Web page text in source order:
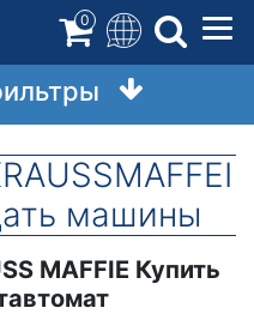
0
машины
MAFFIE Купить